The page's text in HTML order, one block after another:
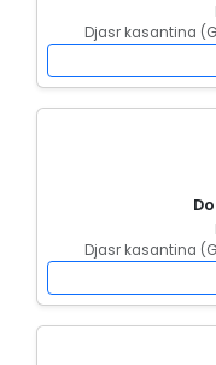
Djasr kasantina
Djasr kasantina